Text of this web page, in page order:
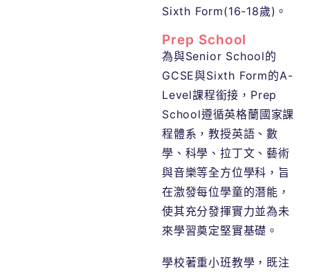
Sixth Form(16-18歲)。
Prep School
為與Senior School的
GCSE與Sixth Form的A-
Level課程銜接，Prep
School遵循英格蘭國家課
程體系，教授英語、數
學、科學、拉丁文、藝術
與音樂等全方位學科，旨
在激發每位學童的潛能，
使其充分發揮實力並為未
來學習奠定堅實基礎。
學校著重小班教學，既注